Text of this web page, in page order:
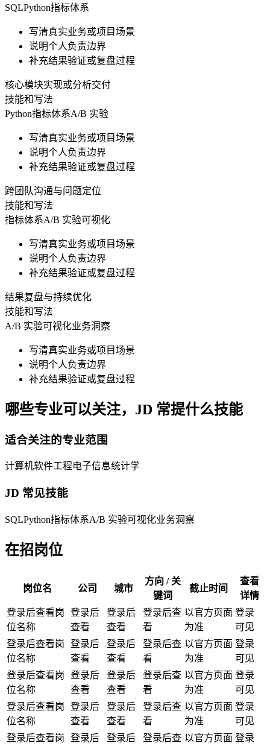
SQLPython指标体系
写清真实业务或项目场景
说明个人负责边界
补充结果验证或复盘过程
核心模块实现或分析交付
技能和写法
Python指标体系A/B 实验
写清真实业务或项目场景
说明个人负责边界
补充结果验证或复盘过程
跨团队沟通与问题定位
技能和写法
指标体系A/B 实验可视化
写清真实业务或项目场景
说明个人负责边界
补充结果验证或复盘过程
结果复盘与持续优化
技能和写法
A/B 实验可视化业务洞察
写清真实业务或项目场景
说明个人负责边界
补充结果验证或复盘过程
哪些专业可以关注，JD 常提什么技能
适合关注的专业范围
计算机软件工程电子信息统计学
JD 常见技能
SQLPython指标体系A/B 实验可视化业务洞察
在招岗位
岗位名 公司 城市
方向 / 关
键词
截止时间
查看
详情
登录后查看岗
位名称
登录后
查看
登录后
查看
登录后查
看
以官方页面
为准
登录
可见
登录后查看岗
位名称
登录后
查看
登录后
查看
登录后查
看
以官方页面
为准
登录
可见
登录后查看岗
位名称
登录后
查看
登录后
查看
登录后查
看
以官方页面
为准
登录
可见
登录后查看岗
位名称
登录后
查看
登录后
查看
登录后查
看
以官方页面
为准
登录
可见
登录后查看岗
登录后
登录后
登录后查 以官方页面 登录